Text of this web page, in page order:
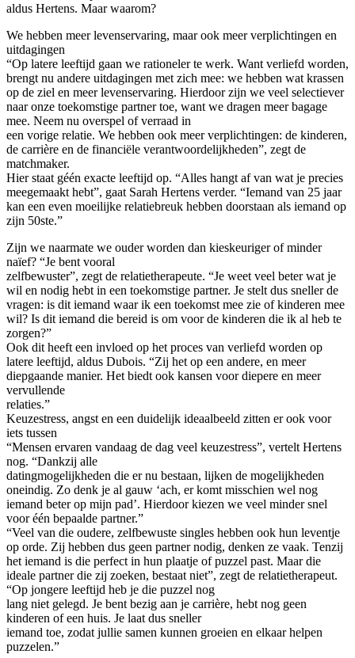
aldus Hertens. Maar waarom?
We hebben meer levenservaring, maar ook meer verplichtingen en
uitdagingen
“Op latere leeftijd gaan we rationeler te werk. Want verliefd worden,
brengt nu andere uitdagingen met zich mee: we hebben wat krassen
op de ziel en meer levenservaring. Hierdoor zijn we veel selectiever
naar onze toekomstige partner toe, want we dragen meer bagage
mee. Neem nu overspel of verraad in
een vorige relatie. We hebben ook meer verplichtingen: de kinderen,
de carrière en de financiële verantwoordelijkheden”, zegt de
matchmaker.
Hier staat géén exacte leeftijd op. “Alles hangt af van wat je precies
meegemaakt hebt”, gaat Sarah Hertens verder. “Iemand van 25 jaar
kan een even moeilijke relatiebreuk hebben doorstaan als iemand op
zijn 50ste.”
Zijn we naarmate we ouder worden dan kieskeuriger of minder
naïef? “Je bent vooral
zelfbewuster”, zegt de relatietherapeute. “Je weet veel beter wat je
wil en nodig hebt in een toekomstige partner. Je stelt dus sneller de
vragen: is dit iemand waar ik een toekomst mee zie of kinderen mee
wil? Is dit iemand die bereid is om voor de kinderen die ik al heb te
zorgen?”
Ook dit heeft een invloed op het proces van verliefd worden op
latere leeftijd, aldus Dubois. “Zij het op een andere, en meer
diepgaande manier. Het biedt ook kansen voor diepere en meer
vervullende
relaties.”
Keuzestress, angst en een duidelijk ideaalbeeld zitten er ook voor
iets tussen
“Mensen ervaren vandaag de dag veel keuzestress”, vertelt Hertens
nog. “Dankzij alle
datingmogelijkheden die er nu bestaan, lijken de mogelijkheden
oneindig. Zo denk je al gauw ‘ach, er komt misschien wel nog
iemand beter op mijn pad’. Hierdoor kiezen we veel minder snel
voor één bepaalde partner.”
“Veel van die oudere, zelfbewuste singles hebben ook hun leventje
op orde. Zij hebben dus geen partner nodig, denken ze vaak. Tenzij
het iemand is die perfect in hun plaatje of puzzel past. Maar die
ideale partner die zij zoeken, bestaat niet”, zegt de relatietherapeut.
“Op jongere leeftijd heb je die puzzel nog
lang niet gelegd. Je bent bezig aan je carrière, hebt nog geen
kinderen of een huis. Je laat dus sneller
iemand toe, zodat jullie samen kunnen groeien en elkaar helpen
puzzelen.”